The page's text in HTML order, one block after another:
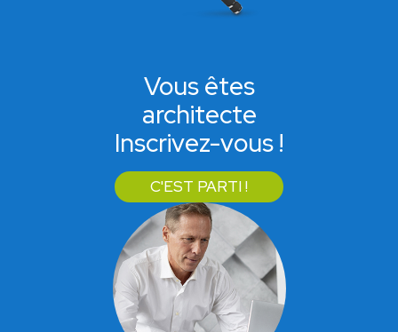
Vous êtes
architecte
Inscrivez-vous !
C'EST PARTI !